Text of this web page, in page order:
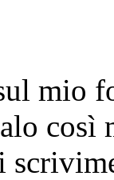
mio
così